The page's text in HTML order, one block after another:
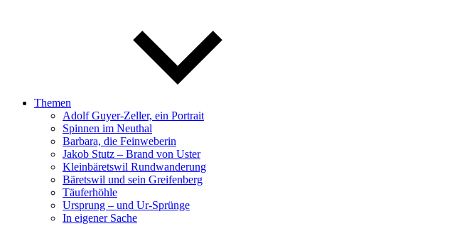
Themen
Adolf Guyer-Zeller, ein Portrait
Spinnen im Neuthal
Barbara, die Feinweberin
Jakob Stutz – Brand von Uster
Kleinbäretswil Rundwanderung
Bäretswil und sein Greifenberg
Täuferhöhle
Ursprung – und Ur-Sprünge
In eigener Sache